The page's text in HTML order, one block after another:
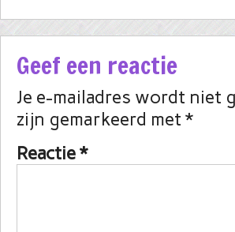
Geef een reactie
Je e-mailadres wordt niet
zijn gemarkeerd met *
Reactie*